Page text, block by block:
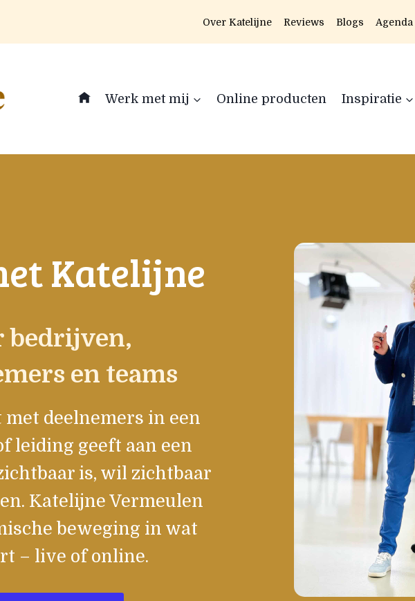
Over Katelijne Reviews Blogs Agenda
Werk met mij Online producten Inspiratie
Katelijne
bedrijven,
en teams
deelnemers in een
leiding geeft aan een
is, wil zichtbaar
Katelijne Vermeulen
beweging in wat
– live of online.